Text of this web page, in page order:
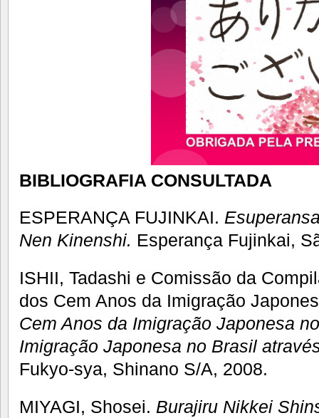
BIBLIOGRAFIA CONSULTADA
ESPERANÇA FUJINKAI.
Nen Kinenshi. Esperança Fujinkai,
ISHII, Tadashi e Comissão da
dos Cem Anos da Imigração
Cem Anos da Imigração Japonesa
Imigração Japonesa no Brasil
Fukyo-sya, Shinano S/A, 2008.
MIYAGI, Shosei. Burajiru Nikkei